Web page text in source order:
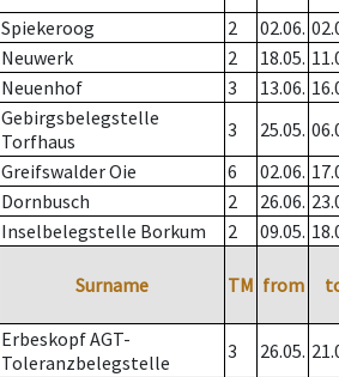
Spiekeroog 2 02.06.
Neuwerk 2 18.05.
Neuenhof 3 13.06.
Gebirgsbelegstelle
Torfhaus
3 25.05.
Greifswalder Oie 6 02.06.
Dornbusch 2 26.06.
Inselbelegstelle Borkum 2 09.05.
Surname TM from
Erbeskopf AGT-
Toleranzbelegstelle
3 26.05.